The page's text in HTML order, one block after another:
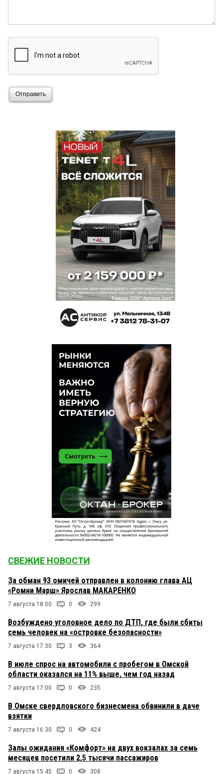
Отправить
СВЕЖИЕ НОВОСТИ
За обман 93 омичей отправлен в колонию глава АЦ
«Ромни Марш» Ярослав МАКАРЕНКО
7 августа 18:00 0 299
Возбуждено уголовное дело по ДТП, где были сбиты
семь человек на «островке безопасности»
7 августа 17:30 3 364
В июле спрос на автомобили с пробегом в Омской
области оказался на 11% выше, чем год назад
7 августа 17:00 0 235
В Омске свердловского бизнесмена обвинили в даче
взятки
7 августа 16:30 0 424
Залы ожидания «Комфорт» на двух вокзалах за семь
месяцев посетили 2,5 тысячи пассажиров
7 августа 15:45 0 308